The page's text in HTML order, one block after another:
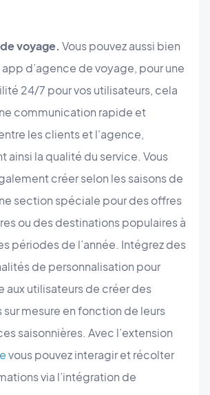
voyage. Vous pouvez aussi bien
d’agence de voyage, pour une
24/7 pour vos utilisateurs, cela
communication rapide et
les clients et l'agence,
ainsi la qualité du service. Vous
créer selon les saisons de
section spéciale pour des offres
ou des destinations populaires à
périodes de l’année. Intégrez des
de personnalisation pour
aux utilisateurs de créer des
sur mesure en fonction de leurs
saisonnières. Avec l’extension
vous pouvez interagir et récolter
via l’intégration de